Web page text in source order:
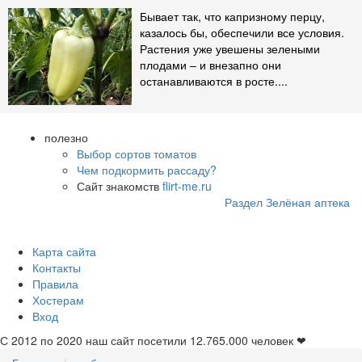
Бывает так, что капризному перцу,
казалось бы, обеспечили все условия.
Растения уже увешены зелеными
плодами – и внезапно они
останавливаются в росте....
полезно
Выбор сортов томатов
Чем подкормить рассаду?
Сайт знакомств flirt-me.ru
Раздел Зелёная аптека
Карта сайта
Контакты
Правила
Хостерам
Вход
С 2012 по 2020 наш сайт посетили 12.765.000 человек ❤